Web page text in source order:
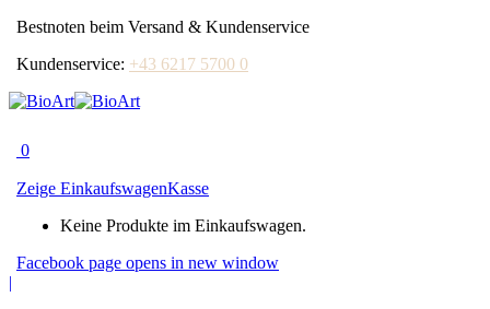
Bestnoten beim Versand & Kundenservice
Kundenservice: +43 6217 5700 0
0
Zeige EinkaufswagenKasse
Keine Produkte im Einkaufswagen.
Facebook page opens in new window
|